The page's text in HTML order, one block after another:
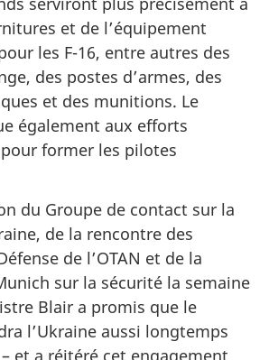
et de l’équipement
les F-16, entre autres des
des postes d’armes, des
et des munitions. Le
également aux efforts
former les pilotes
du Groupe de contact sur la
de la rencontre des
de l’OTAN et de la
sur la sécurité la semaine
Blair a promis que le
l’Ukraine aussi longtemps
et a réitéré cet engagement